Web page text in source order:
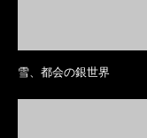
雪、都会の銀世界